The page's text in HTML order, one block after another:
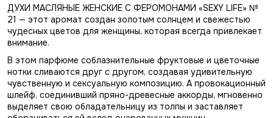
ДУХИ МАСЛЯНЫЕ ЖЕНСКИЕ С ФЕРОМОНАМИ «SEXY LIFE» №
21 — этот аромат создан золотым солнцем и свежестью
чудесных цветов для женщины, которая всегда привлекает
внимание.
В этом парфюме соблазнительные фруктовые и цветочные
нотки сливаются друг с другом, создавая удивительную
чувственную и сексуальную композицию. А провокационный
шлейф, соединивший пряно-древесные аккорды, мгновенно
выделяет свою обладательницу из толпы и заставляет